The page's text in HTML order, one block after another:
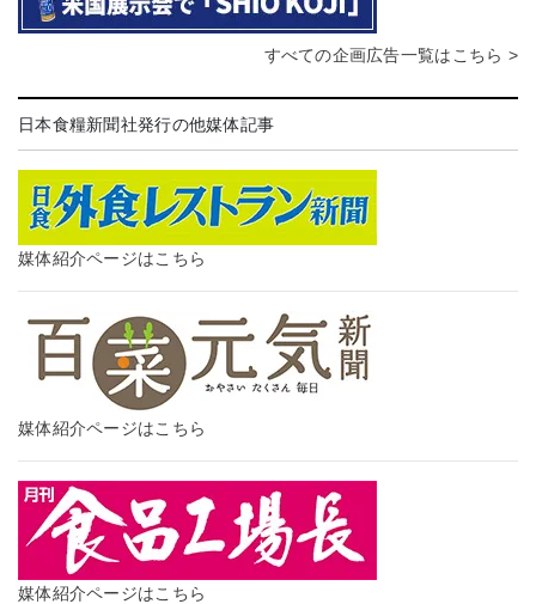
すべての企画広告一覧はこちら >
日本食糧新聞社発行の他媒体記事
媒体紹介ページはこちら
媒体紹介ページはこちら
媒体紹介ページはこちら